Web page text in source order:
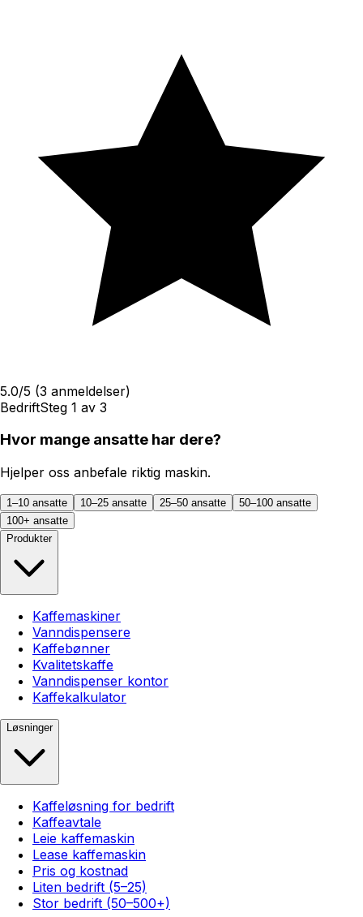
5.0/5 (3 anmeldelser)
BedriftSteg 1 av 3
Hvor mange ansatte har dere?
Hjelper oss anbefale riktig maskin.
1–10 ansatte 10–25 ansatte 25–50 ansatte
50–100 ansatte
100+ ansatte
Produkter
Kaffemaskiner
Vanndispensere
Kaffebønner
Kvalitetskaffe
Vanndispenser kontor
Kaffekalkulator
Løsninger
Kaffeløsning for bedrift
Kaffeavtale
Leie kaffemaskin
Lease kaffemaskin
Pris og kostnad
Liten bedrift (5–25)
Stor bedrift (50–500+)